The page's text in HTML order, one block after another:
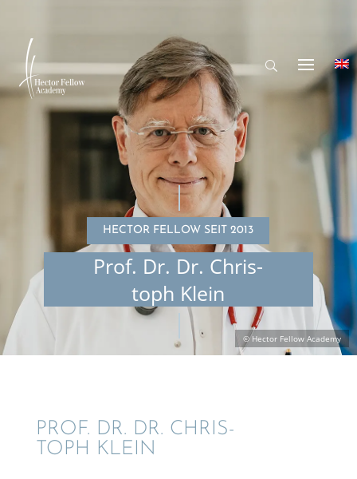
HECTOR FELLOW SEIT 2013
Prof. Dr. Dr. Chris­
toph Klein
PROF. DR. DR. CHRIS­
TOPH KLEIN